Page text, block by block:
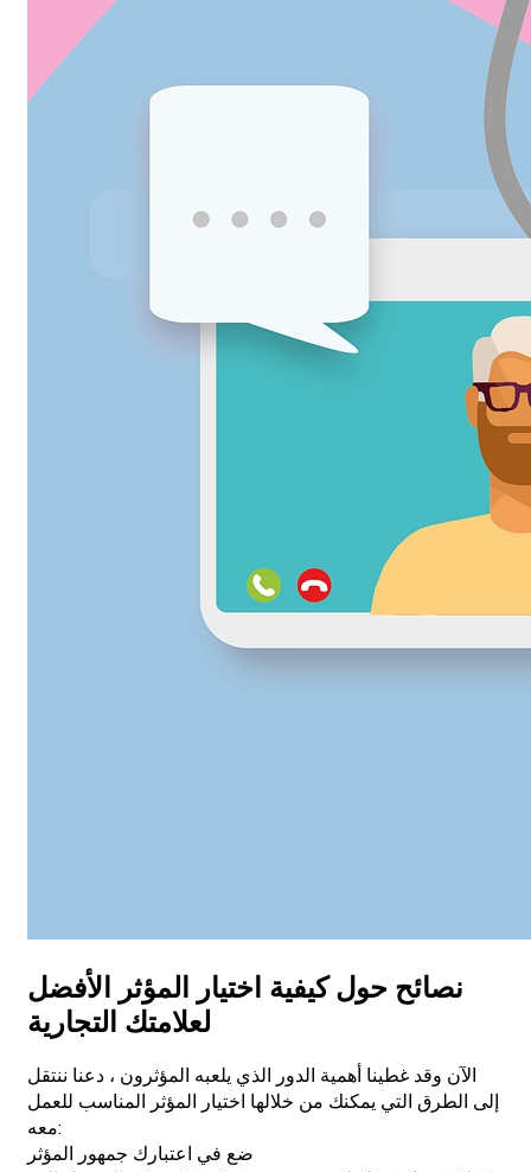
نصائح حول كيفية اختيار المؤثر الأفضل
لعلامتك التجارية
الآن وقد غطينا أهمية الدور الذي يلعبه المؤثرون ، دعنا ننتقل
إلى الطرق التي يمكنك من خلالها اختيار المؤثر المناسب للعمل
معه:
ضع في اعتبارك جمهور المؤثر